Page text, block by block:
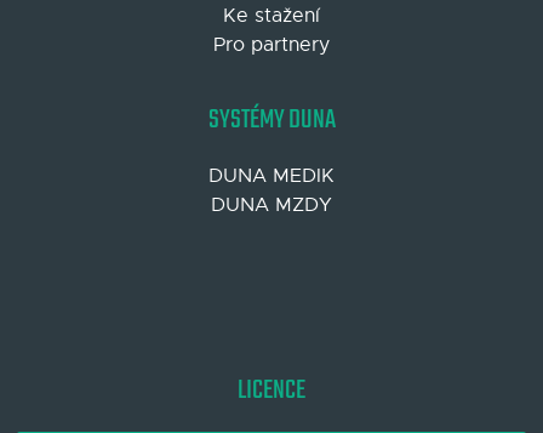
Ke stažení
Pro partnery
SYSTÉMY DUNA
DUNA MEDIK
DUNA MZDY
LICENCE